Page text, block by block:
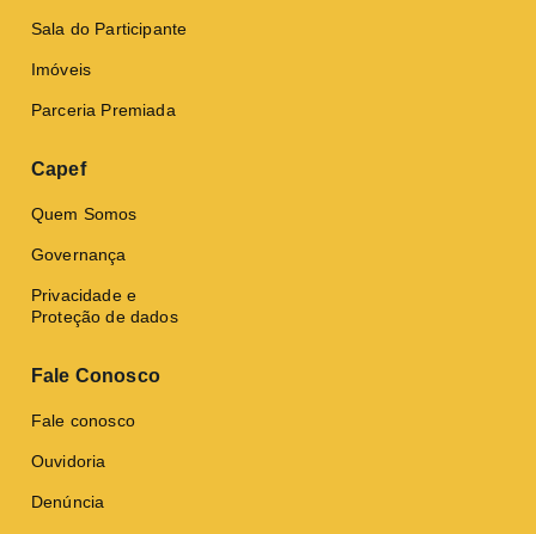
Sala do Participante
Imóveis
Parceria Premiada
Capef
Quem Somos
Governança
Privacidade e
Proteção de dados
Fale Conosco
Fale conosco
Ouvidoria
Denúncia